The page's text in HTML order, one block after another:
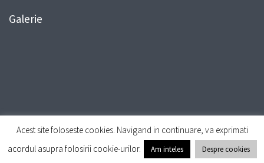
Galerie
© All Right ReservedTravel Way byAcme Themes
Acest site foloseste cookies. Navigand in continuare, va exprimati
acordul asupra folosirii cookie-urilor.
Am inteles Despre cookies